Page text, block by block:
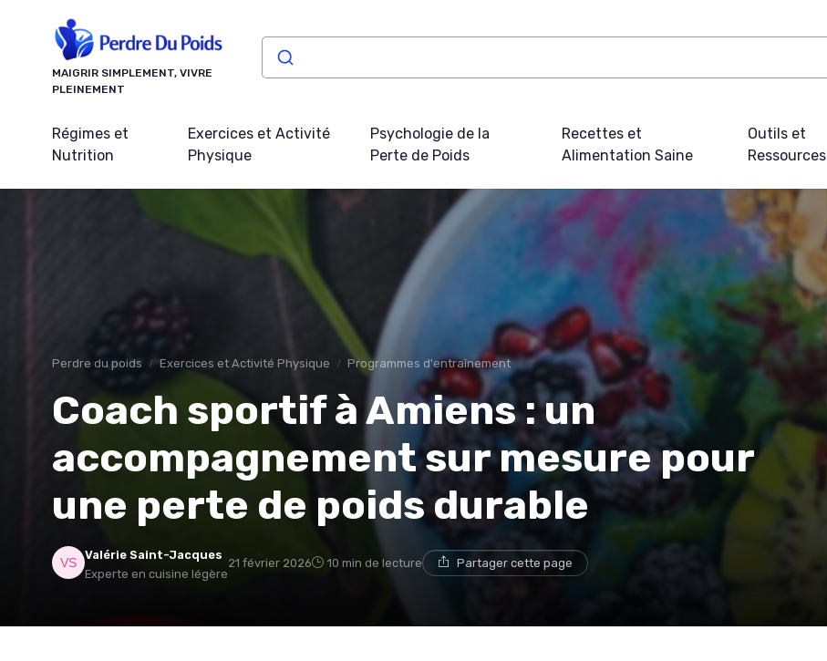
MAIGRIR SIMPLEMENT, VIVRE
PLEINEMENT
Régimes et
Nutrition
Exercices et Activité
Physique
Psychologie de la
Perte de Poids
Recettes et
Alimentation Saine
Outils et
Ressources
Perdre du poids Exercices et Activité Physique Programmes d'entraînement
Coach sportif à Amiens : un
accompagnement sur mesure pour
une perte de poids durable
Valérie Saint-Jacques
Experte en cuisine légère
21 février 2026 10 min de lecture Partager cette page